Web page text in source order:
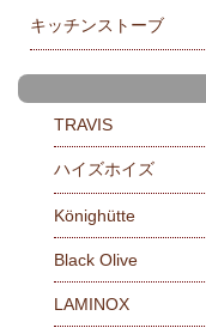
キッチンストーブ
TRAVIS
ハイズホイズ
Könighütte
Black Olive
LAMINOX